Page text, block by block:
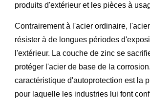
produits d'extérieur et les pièces à
Contrairement à l'acier ordinaire,
résister à de longues périodes
l'extérieur. La couche de zinc se
protéger l'acier de base de la
caractéristique d'autoprotection est la
pour laquelle les industries lui font